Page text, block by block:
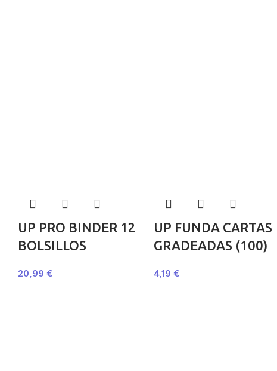
UP PRO BINDER 12
BOLSILLOS
20,99 €
UP FUNDA CARTAS
GRADEADAS (100)
4,19 €